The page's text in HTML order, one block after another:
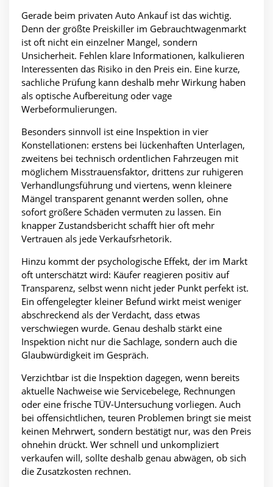
Gerade beim privaten Auto Ankauf ist das wichtig.
Denn der größte Preiskiller im Gebrauchtwagenmarkt
ist oft nicht ein einzelner Mangel, sondern
Unsicherheit. Fehlen klare Informationen, kalkulieren
Interessenten das Risiko in den Preis ein. Eine kurze,
sachliche Prüfung kann deshalb mehr Wirkung haben
als optische Aufbereitung oder vage
Werbeformulierungen.
Besonders sinnvoll ist eine Inspektion in vier
Konstellationen: erstens bei lückenhaften Unterlagen,
zweitens bei technisch ordentlichen Fahrzeugen mit
möglichem Misstrauensfaktor, drittens zur ruhigeren
Verhandlungsführung und viertens, wenn kleinere
Mängel transparent genannt werden sollen, ohne
sofort größere Schäden vermuten zu lassen. Ein
knapper Zustandsbericht schafft hier oft mehr
Vertrauen als jede Verkaufsrhetorik.
Hinzu kommt der psychologische Effekt, der im Markt
oft unterschätzt wird: Käufer reagieren positiv auf
Transparenz, selbst wenn nicht jeder Punkt perfekt ist.
Ein offengelegter kleiner Befund wirkt meist weniger
abschreckend als der Verdacht, dass etwas
verschwiegen wurde. Genau deshalb stärkt eine
Inspektion nicht nur die Sachlage, sondern auch die
Glaubwürdigkeit im Gespräch.
Verzichtbar ist die Inspektion dagegen, wenn bereits
aktuelle Nachweise wie Servicebelege, Rechnungen
oder eine frische TÜV-Untersuchung vorliegen. Auch
bei offensichtlichen, teuren Problemen bringt sie meist
keinen Mehrwert, sondern bestätigt nur, was den Preis
ohnehin drückt. Wer schnell und unkompliziert
verkaufen will, sollte deshalb genau abwägen, ob sich
die Zusatzkosten rechnen.